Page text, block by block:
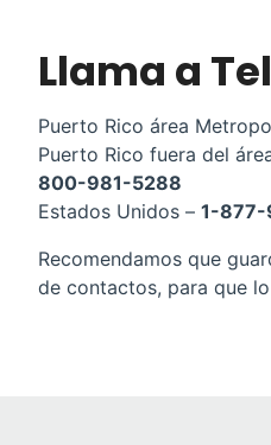
Llama a
Puerto Rico área
Puerto Rico fuera del
800-981-5288
Estados Unidos – 1-
Recomendamos que
de contactos, para que